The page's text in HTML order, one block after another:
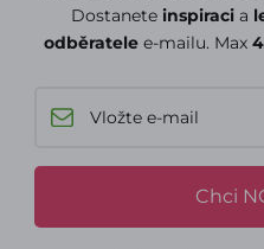
Dostanete inspiraci a
odběratelee-mailu. Max
Chci